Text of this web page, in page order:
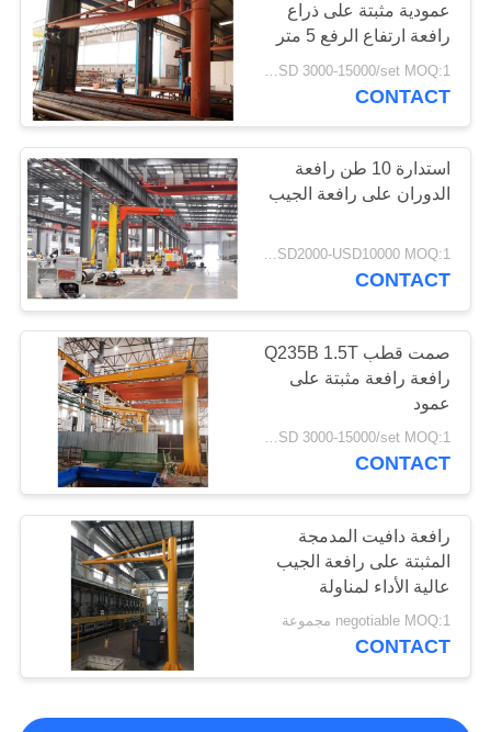
عمودية مثبتة على ذراع
رافعة ارتفاع الرفع 5 متر
CONTACT
استدارة 10 طن رافعة
الدوران على رافعة الجيب
USD2000-USD10000 MOQ:1 مجموعة
CONTACT
صمت قطب Q235B 1.5T
رافعة رافعة مثبتة على
عمود
USD 3000-15000/set MOQ:1 مجموعة
CONTACT
رافعة دافيت المدمجة
المثبتة على رافعة الجيب
عالية الأداء لمناولة
المستودعات
negotiable MOQ:1 مجموعة
CONTACT